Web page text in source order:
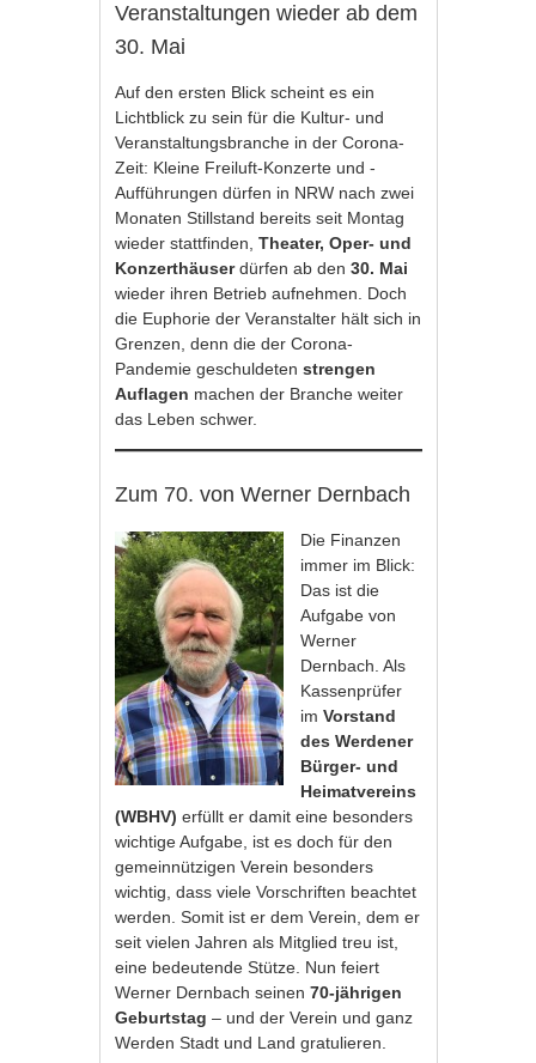
Veranstaltungen wieder ab dem
30. Mai
Auf den ersten Blick scheint es ein
Lichtblick zu sein für die Kultur- und
Veranstaltungsbranche in der Corona-
Zeit: Kleine Freiluft-Konzerte und -
Aufführungen dürfen in NRW nach zwei
Monaten Stillstand bereits seit Montag
wieder stattfinden,Theater, Oper- und
Konzerthäuserdürfen ab den30. Mai
wieder ihren Betrieb aufnehmen. Doch
die Euphorie der Veranstalter hält sich in
Grenzen, denn die der Corona-
Pandemie geschuldetenstrengen
Auflagen machen der Branche weiter
das Leben schwer.
Zum 70. von Werner Dernbach
Die Finanzen
immer im Blick:
Das ist die
Aufgabe von
Werner
Dernbach. Als
Kassenprüfer
imVorstand
des Werdener
Bürger- und
Heimatvereins
(WBHV) erfüllt er damit eine besonders
wichtige Aufgabe, ist es doch für den
gemeinnützigen Verein besonders
wichtig, dass viele Vorschriften beachtet
werden. Somit ist er dem Verein, dem er
seit vielen Jahren als Mitglied treu ist,
eine bedeutende Stütze. Nun feiert
Werner Dernbach seinen70-jährigen
Geburtstag – und der Verein und ganz
Werden Stadt und Land gratulieren.